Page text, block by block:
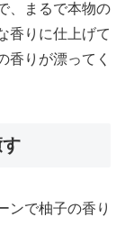
、まるで本物の
香りに仕上げて
香りが漂ってく
ンで柚子の香り